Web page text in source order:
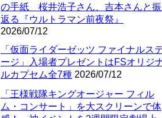
の手紙 桜井浩子さん、吉本さんと振
返る『ウルトラマン前夜祭』
2026/07/12
「仮面ライダーゼッツ ファイナルス
ージ」入場者プレゼントはFSオリジ
ルカプセム全7種 2026/07/12
「王様戦隊キングオージャー フィル
ム・コンサート」を大スクリーンで体